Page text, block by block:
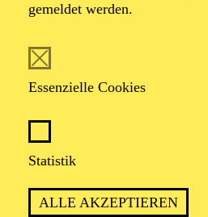
gemeldet werden.
Essenzielle Cookies
Statistik
ALLE AKZEPTIEREN
Felix Krakau geb. 1990 in
Darstellende Kunst Frankfurt
Schreiben an der Universität